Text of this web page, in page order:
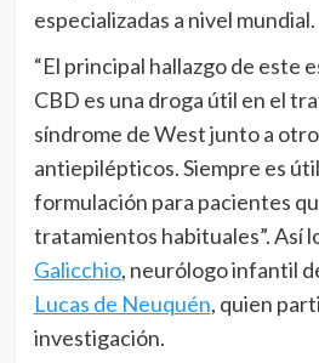
especializadas a nivel mundial.
“El principal hallazgo de este
CBD es una droga útil en el
síndrome de West junto a
antiepilépticos. Siempre es
formulación para pacientes
tratamientos habituales”. Así
Galicchio, neurólogo infantil
Lucas de Neuquén, quien
investigación.